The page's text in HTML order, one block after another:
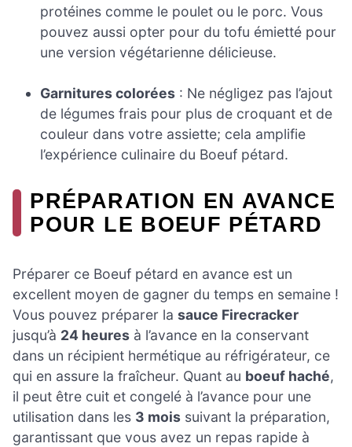
protéines comme le poulet ou le porc. Vous
pouvez aussi opter pour du tofu émietté pour
une version végétarienne délicieuse.
Garnitures colorées : Ne négligez pas l’ajout
de légumes frais pour plus de croquant et de
couleur dans votre assiette; cela amplifie
l’expérience culinaire du Boeuf pétard.
PRÉPARATION EN AVANCE
POUR LE BOEUF PÉTARD
Préparer ce Boeuf pétard en avance est un
excellent moyen de gagner du temps en semaine !
Vous pouvez préparer la sauce Firecracker
jusqu’à 24 heures à l’avance en la conservant
dans un récipient hermétique au réfrigérateur, ce
qui en assure la fraîcheur. Quant au boeuf haché,
il peut être cuit et congelé à l’avance pour une
utilisation dans les 3 mois suivant la préparation,
garantissant que vous avez un repas rapide à